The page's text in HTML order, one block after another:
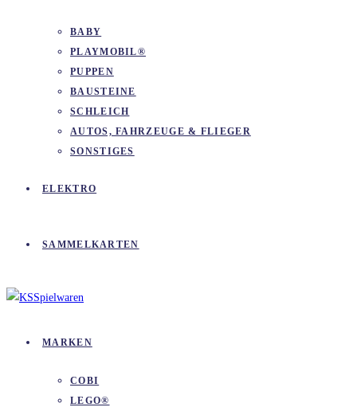
BABY
PLAYMOBIL®
PUPPEN
BAUSTEINE
SCHLEICH
AUTOS, FAHRZEUGE & FLIEGER
SONSTIGES
ELEKTRO
SAMMELKARTEN
MARKEN
COBI
LEGO®